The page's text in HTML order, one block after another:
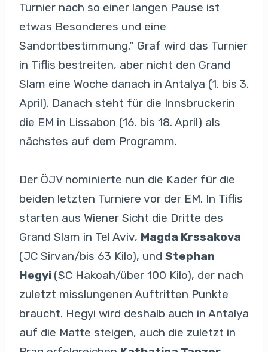
Turnier nach so einer langen Pause ist
etwas Besonderes und eine
Sandortbestimmung.“ Graf wird das Turnier
in Tiflis bestreiten, aber nicht den Grand
Slam eine Woche danach in Antalya (1. bis 3.
April). Danach steht für die Innsbruckerin
die EM in Lissabon (16. bis 18. April) als
nächstes auf dem Programm.
Der ÖJV nominierte nun die Kader für die
beiden letzten Turniere vor der EM. In Tiflis
starten aus Wiener Sicht die Dritte des
Grand Slam in Tel Aviv, Magda Krssakova
(JC Sirvan/bis 63 Kilo), und Stephan
Hegyi (SC Hakoah/über 100 Kilo), der nach
zuletzt misslungenen Auftritten Punkte
braucht. Hegyi wird deshalb auch in Antalya
auf die Matte steigen, auch die zuletzt in